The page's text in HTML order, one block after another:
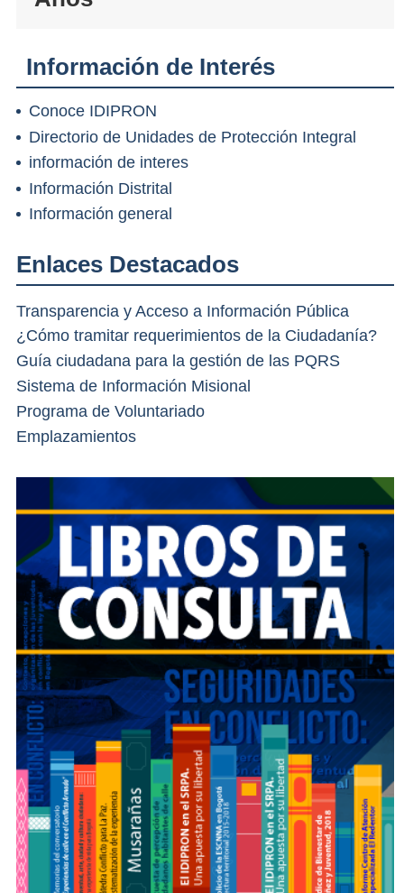
Información de Interés
Conoce IDIPRON
Directorio de Unidades de Protección Integral
información de interes
Información Distrital
Información general
Enlaces Destacados
Transparencia y Acceso a Información Pública
¿Cómo tramitar requerimientos de la Ciudadanía?
Guía ciudadana para la gestión de las PQRS
Sistema de Información Misional
Programa de Voluntariado
Emplazamientos